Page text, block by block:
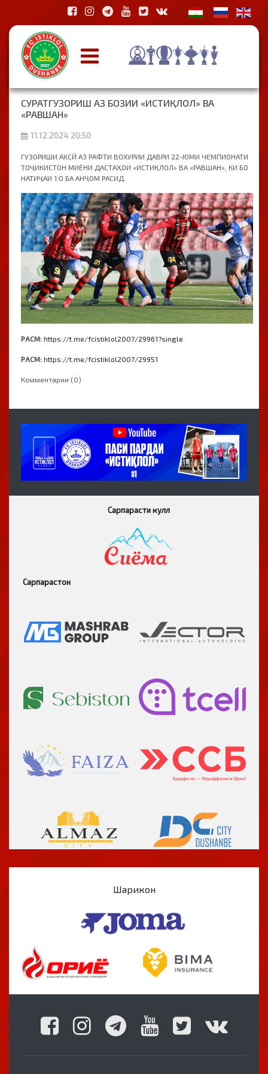
СУРАТГУЗОРИШ АЗ БОЗИИ «ИСТИҚЛОЛ» ВА
«РАВШАН»
11.12.2024 20:50
ГУЗОРИШИ АКСӢ АЗ РАФТИ ВОХУРИИ ДАВРИ 22-ЮМИ ЧЕМПИОНАТИ
ТОҶИКИСТОН МИЁНИ ДАСТАҲОИ «ИСТИҚЛОЛ» ВА «РАВШАН», КИ БО
НАТИҶАИ 1:0 БА АНҶОМ РАСИД.
РАСМ: https://t.me/fcistiklol2007/29961?single
РАСМ: https://t.me/fcistiklol2007/29951
Комментарии (0)
Сарпарасти кулл
Сарпарастон
Шарикон